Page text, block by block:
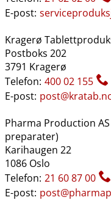
E-post:
Kragerø
Postboks 202
3791 Kragerø
Telefon: 400 02 155
E-post:
Pharma Production
preparater)
Karihaugen 22
1086 Oslo
Telefon: 21 60 87 00
E-post: